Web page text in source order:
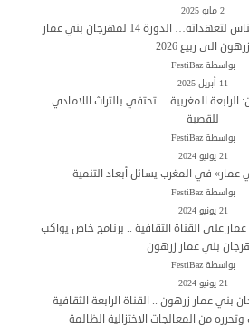
2 مايو 2025
تنكر مجلس جهة فاس مكناس لتعهداته… الدورة 14 لمهرجان بني عمار
زرهون الى ربيع 2026
بواسطة FestiBaz
11 أبريل 2025
المغربية .. تحتفي بالتراث اللامادي
للقصبة
بواسطة FestiBaz
21 يونيو 2024
في المغرب يسائل أبعاد التنمية
بواسطة FestiBaz
21 يونيو 2024
على القناة الثقافية .. برنامج خاص يواكب
بني عمار زرهون
بواسطة FestiBaz
21 يونيو 2024
عمار زرهون .. القناة الرابعة الثقافية
من المعالجات الاختزالية الظالمة